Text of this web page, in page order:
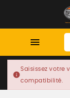

info
Saisissez votre
compatibilité.